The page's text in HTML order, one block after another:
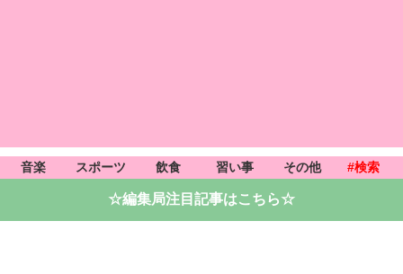
音楽 スポーツ 飲食 習い事 その他 #検索
☆編集局注目記事はこちら☆